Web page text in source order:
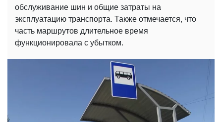
обслуживание шин и общие затраты на
эксплуатацию транспорта. Также отмечается, что
часть маршрутов длительное время
функционировала с убытком.